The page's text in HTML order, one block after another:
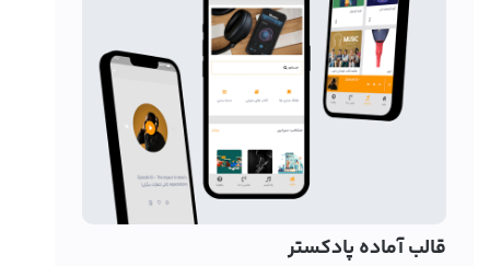
قالب آماده پادکستر